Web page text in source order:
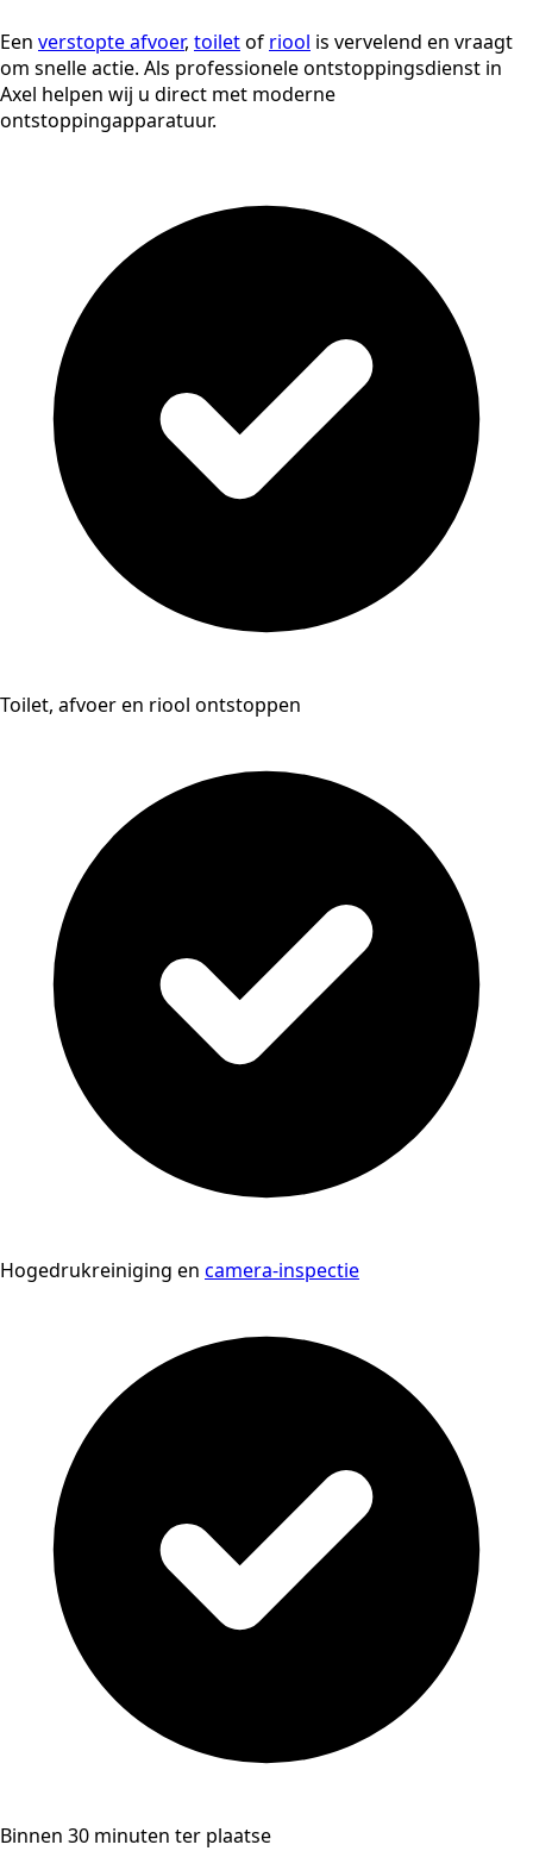
Een verstopte afvoer, toiletof riool is vervelend en vraagt
om snelle actie. Als professionele ontstoppingsdienst in
Axel helpen wij u direct met moderne
ontstoppingapparatuur.
Toilet, afvoer en riool ontstoppen
Hogedrukreiniging en camera-inspectie
Binnen 30 minuten ter plaatse